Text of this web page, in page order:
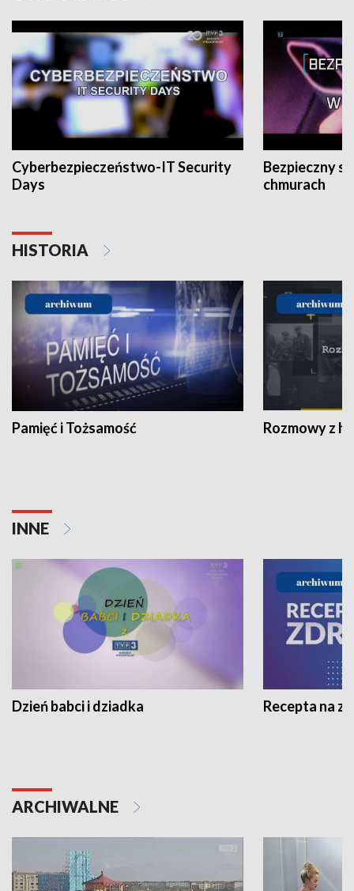
Cyberbezpieczeństwo-IT Security
Days
Bezpieczny
chmurach
HISTORIA
Pamięć i Tożsamość Rozmowy z
INNE
Dzień babci i dziadka Recepta na
ARCHIWALNE